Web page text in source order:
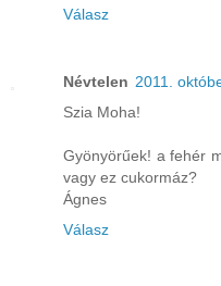
Válasz
Névtelen 2011.
Szia Moha!
Gyönyörűek! a fehér
vagy ez cukormáz?
Ágnes
Válasz